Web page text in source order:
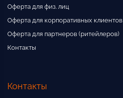
Оферта для физ. лиц
Оферта для корпоративных клиентов
Оферта для партнеров (ритейлеров)
Контакты
Контакты